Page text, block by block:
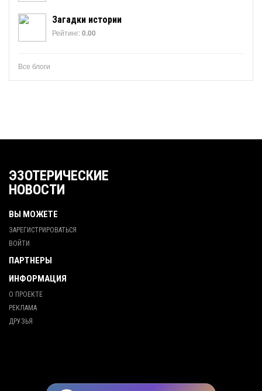
Загадки истории
Рейтинг:0.00
Все блоги
ЭЗОТЕРИЧЕСКИЕ
НОВОСТИ
ВЫ МОЖЕТЕ
ЗАРЕГИСТРИРОВАТЬСЯ
ВОЙТИ
ПАРТНЕРЫ
ИНФОРМАЦИЯ
О ПРОЕКТЕ
РЕКЛАМА
ДРУЗЬЯ